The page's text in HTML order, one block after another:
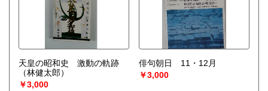
天皇の昭和史 激動の軌跡
（林健太郎）
￥3,000
俳句朝日 11・12月
￥3,000